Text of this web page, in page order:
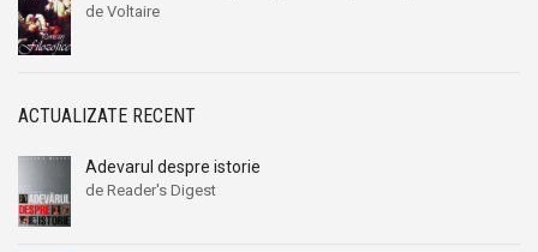
de Voltaire
ACTUALIZATE RECENT
Adevarul despre istorie
de Reader's Digest